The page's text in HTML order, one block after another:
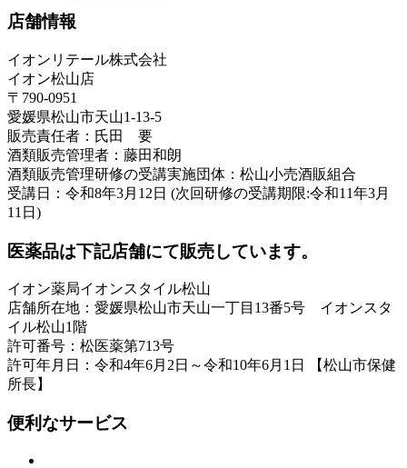
店舗情報
イオンリテール株式会社
イオン松山店
〒790-0951
愛媛県松山市天山1-13-5
販売責任者：氏田 要
酒類販売管理者：藤田和朗
酒類販売管理研修の受講実施団体：松山小売酒販組合
受講日：令和8年3月12日 (次回研修の受講期限:令和11年3月
11日)
医薬品は下記店舗にて販売しています。
イオン薬局イオンスタイル松山
店舗所在地：愛媛県松山市天山一丁目13番5号 イオンスタ
イル松山1階
許可番号：松医薬第713号
許可年月日：令和4年6月2日～令和10年6月1日 【松山市保健
所長】
便利なサービス